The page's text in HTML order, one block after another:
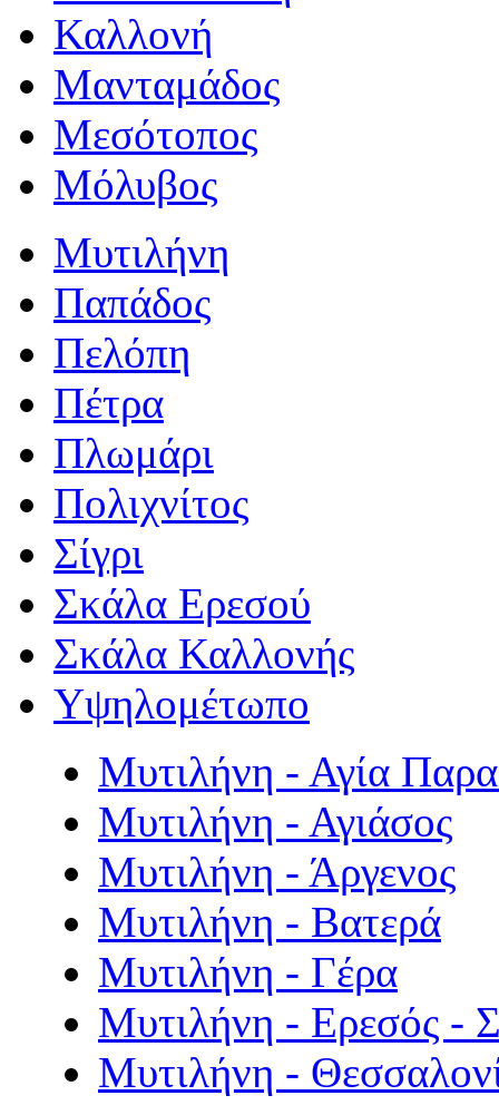
Καλλονή
Μανταμάδος
Μεσότοπος
Μόλυβος
Μυτιλήνη
Παπάδος
Πελόπη
Πέτρα
Πλωμάρι
Πολιχνίτος
Σίγρι
Σκάλα Ερεσού
Σκάλα Καλλονής
Υψηλομέτωπο
Μυτιλήνη - Αγία
Μυτιλήνη - Αγιάσος
Μυτιλήνη - Άργενος
Μυτιλήνη - Βατερά
Μυτιλήνη - Γέρα
Μυτιλήνη - Ερεσός -
Μυτιλήνη -